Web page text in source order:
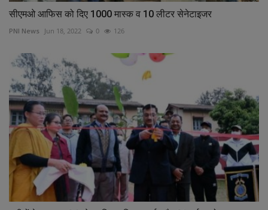
सीएमओ आफिस को दिए 1000 मास्क व 10 लीटर सेनेटाइजर
PNI News Jun 18, 2022 0 126